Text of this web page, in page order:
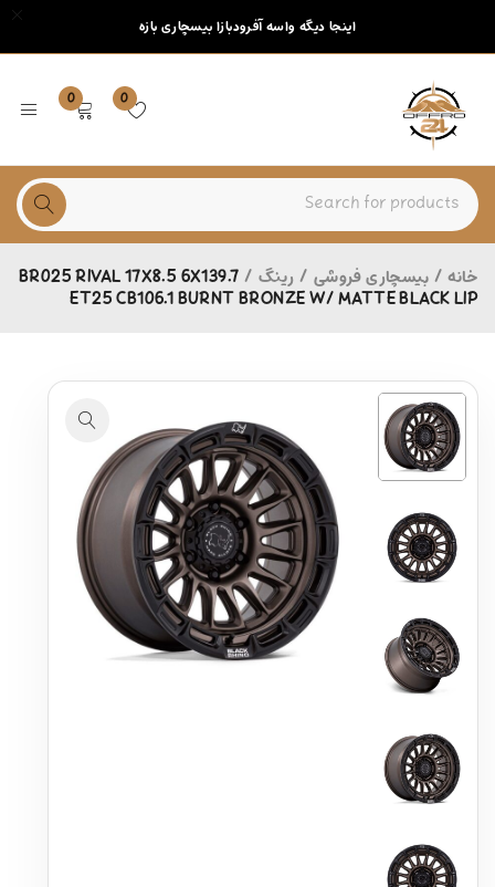
اینجا دیگه واسه آفرودبازا بیسچاری بازه
0
0
خانه / بیسچاری فروشی / رینگ /
BR025 RIVAL 17X8.5 6X139.7
ET25 CB106.1 BURNT BRONZE W/ MATTE BLACK LIP